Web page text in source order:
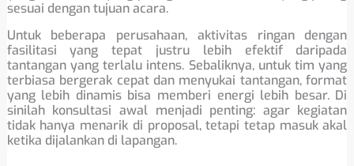
sesuai dengan tujuan acara.
Untuk beberapa perusahaan, aktivitas ringan dengan
fasilitasi yang tepat justru lebih efektif daripada
tantangan yang terlalu intens. Sebaliknya, untuk tim yang
terbiasa bergerak cepat dan menyukai tantangan, format
yang lebih dinamis bisa memberi energi lebih besar. Di
sinilah konsultasi awal menjadi penting: agar kegiatan
tidak hanya menarik di proposal, tetapi tetap masuk akal
ketika dijalankan di lapangan.